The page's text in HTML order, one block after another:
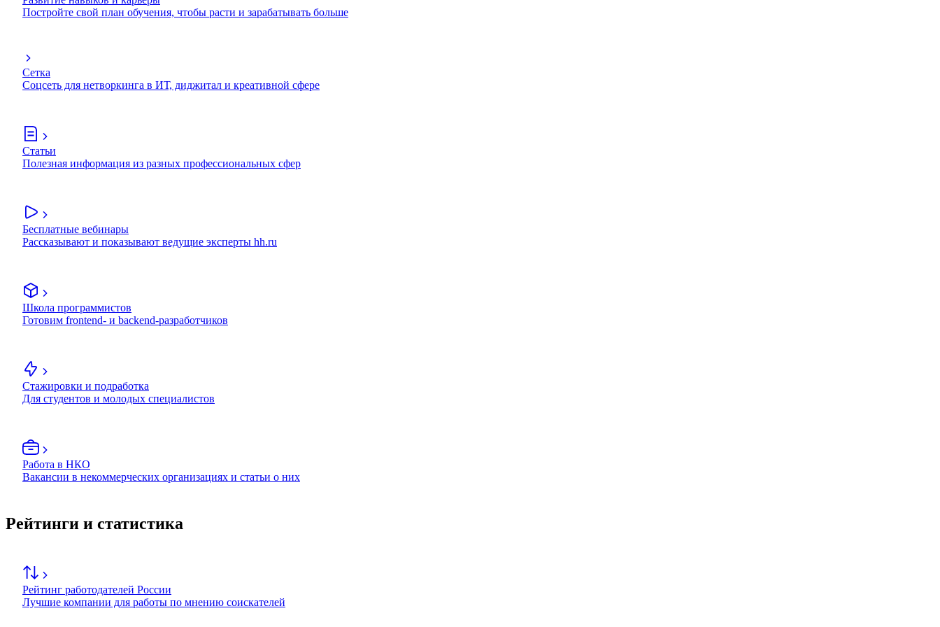
Постройте свой план обучения, чтобы расти и зарабатывать больше
Сетка
Соцсеть для нетворкинга в ИТ, диджитал и креативной сфере
Статьи
Полезная информация из разных профессиональных сфер
Бесплатные вебинары
Рассказывают и показывают ведущие эксперты hh.ru
Школа программистов
Готовим frontend- и backend-разработчиков
Стажировки и подработка
Для студентов и молодых специалистов
Работа в НКО
Вакансии в некоммерческих организациях и статьи о них
Рейтинги и статистика
Рейтинг работодателей России
Лучшие компании для работы по мнению соискателей